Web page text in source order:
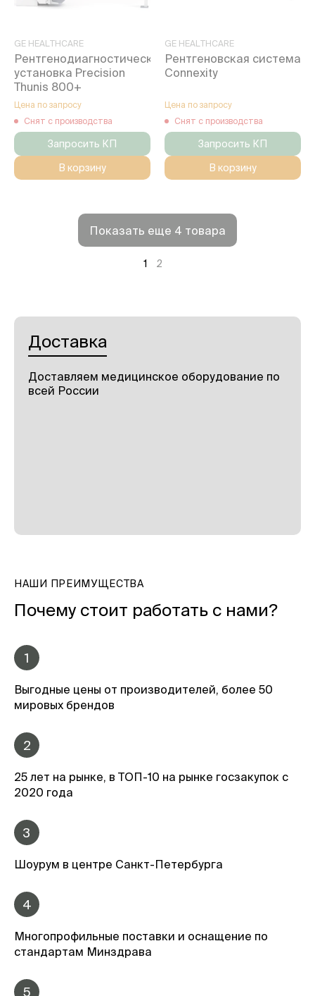
GE HEALTHCARE
Рентгенодиагностическая
установка Precision
Thunis 800+
Цена по запросу
Снят с производства
Запросить КП
В корзину
GE HEALTHCARE
Рентгеновская система
Connexity
Цена по запросу
Снят с производства
Запросить КП
В корзину
Показать еще 4 товара
1 2
Доставка
Доставляем медицинское оборудование по
всей России
НАШИ ПРЕИМУЩЕСТВА
Почему стоит работать с нами?
1
Выгодные цены от производителей, более 50
мировых брендов
2
25 лет на рынке, в ТОП-10 на рынке госзакупок с
2020 года
3
Шоурум в центре Санкт-Петербурга
4
Многопрофильные поставки и оснащение по
стандартам Минздрава
5